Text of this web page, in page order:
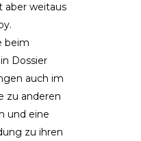
aber weitaus
beim
Dossier
auch im
zu anderen
und eine
zu ihren